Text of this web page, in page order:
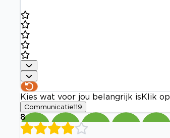
Kies wat voor jou belangrijk is Klik
Communicatie119
8